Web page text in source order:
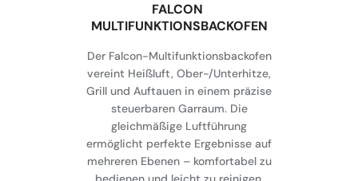
FALCON
MULTIFUNKTIONSBACKOFEN
Der Falcon-Multifunktionsbackofen
vereint Heißluft, Ober-/Unterhitze,
Grill und Auftauen in einem präzise
steuerbaren Garraum. Die
gleichmäßige Luftführung
ermöglicht perfekte Ergebnisse auf
mehreren Ebenen – komfortabel zu